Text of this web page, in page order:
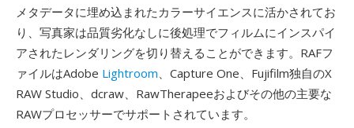
メタデータに埋め込まれたカラーサイエンスに活かされてお
り、写真家は品質劣化なしに後処理でフィルムにインスパイ
アされたレンダリングを切り替えることができます。RAFフ
ァイルはAdobe Lightroom、Capture One、Fujifilm独自のX
RAW Studio、dcraw、RawTherapeeおよびその他の主要な
RAWプロセッサーでサポートされています。